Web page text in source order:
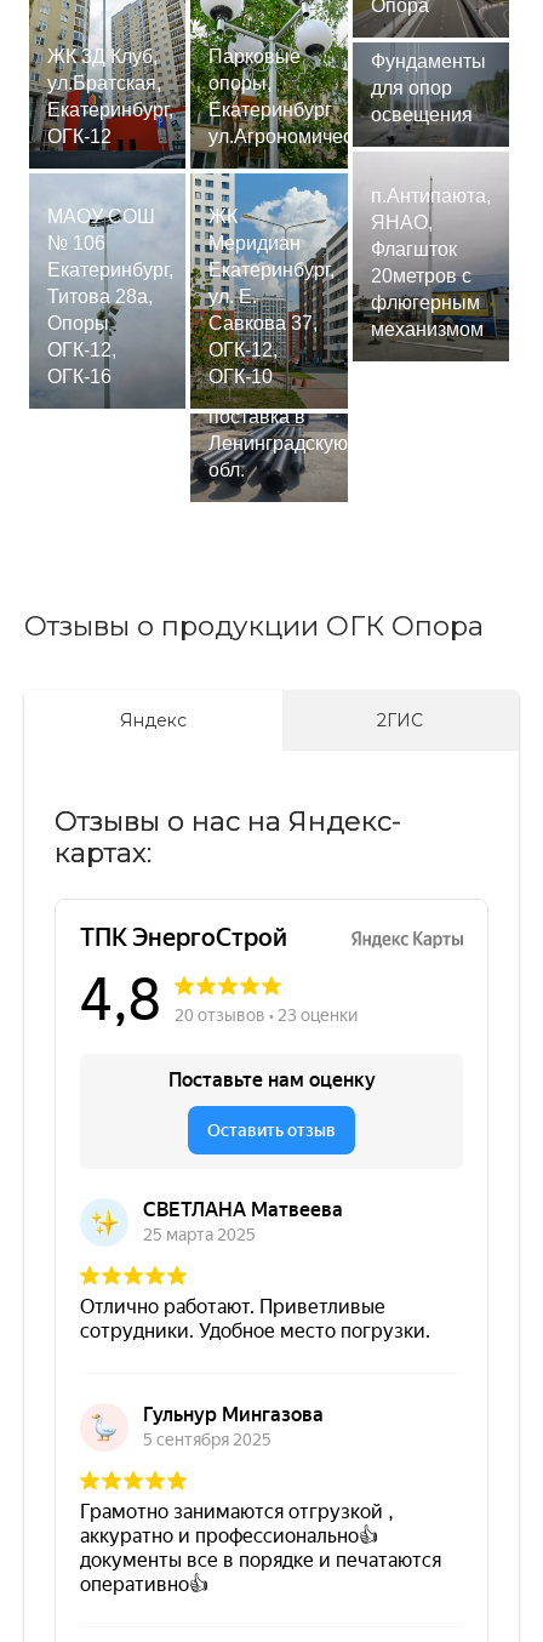
ЖК 3Д Клуб,
ул.Братская,
Екатеринбург,
ОГК-12
МАОУ СОШ
№ 106
Екатеринбург,
Титова 28а,
Опоры
ОГК-12,
ОГК-16
Парковые
опоры,
Екатеринбург
ул.Агрономическая
ЖК
Меридиан
Екатеринбург,
ул. Е.
Савкова 37,
ОГК-12,
ОГК-10
Сваи
СМ-7,75м,
поставка в
Ленинградскую
обл.
Опора
Фундаменты
для опор
освещения
п.Антипаюта,
ЯНАО,
Флагшток
20метров с
флюгерным
механизмом
Отзывы о продукции ОГК Опора
Яндекс 2ГИС
Отзывы о нас на Яндекс-
картах: